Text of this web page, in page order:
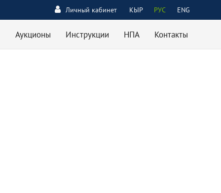
КЫР РУС ENG
Личный кабинет
Аукционы Инструкции НПА Контакты